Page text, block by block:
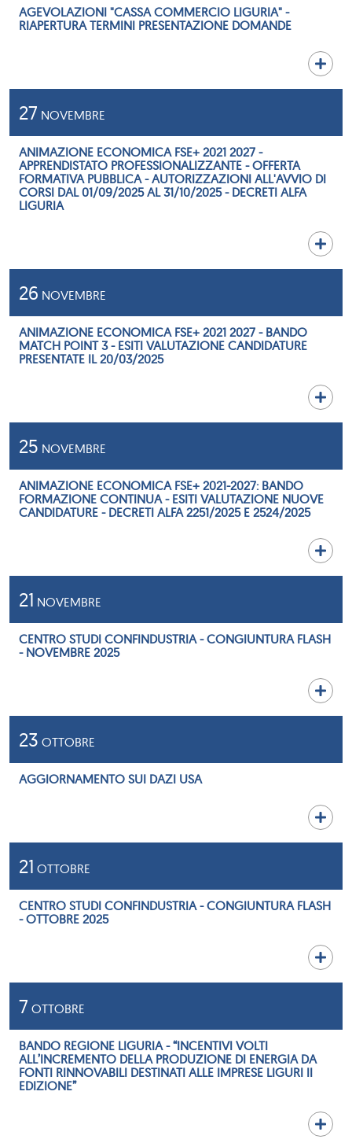
AGEVOLAZIONI "CASSA COMMERCIO LIGURIA" -
RIAPERTURA TERMINI PRESENTAZIONE DOMANDE
27 NOVEMBRE
ANIMAZIONE ECONOMICA FSE+ 2021 2027 -
APPRENDISTATO PROFESSIONALIZZANTE - OFFERTA
FORMATIVA PUBBLICA - AUTORIZZAZIONI ALL'AVVIO DI
CORSI DAL 01/09/2025 AL 31/10/2025 - DECRETI ALFA
LIGURIA
26 NOVEMBRE
ANIMAZIONE ECONOMICA FSE+ 2021 2027 - BANDO
MATCH POINT 3 - ESITI VALUTAZIONE CANDIDATURE
PRESENTATE IL 20/03/2025
25 NOVEMBRE
ANIMAZIONE ECONOMICA FSE+ 2021-2027: BANDO
FORMAZIONE CONTINUA - ESITI VALUTAZIONE NUOVE
CANDIDATURE - DECRETI ALFA 2251/2025 E 2524/2025
21 NOVEMBRE
CENTRO STUDI CONFINDUSTRIA - CONGIUNTURA FLASH
- NOVEMBRE 2025
23 OTTOBRE
AGGIORNAMENTO SUI DAZI USA
21 OTTOBRE
CENTRO STUDI CONFINDUSTRIA - CONGIUNTURA FLASH
- OTTOBRE 2025
7 OTTOBRE
BANDO REGIONE LIGURIA - “INCENTIVI VOLTI
ALL’INCREMENTO DELLA PRODUZIONE DI ENERGIA DA
FONTI RINNOVABILI DESTINATI ALLE IMPRESE LIGURI II
EDIZIONE”